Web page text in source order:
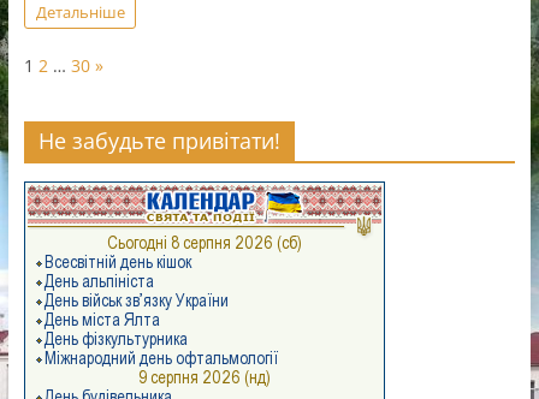
«Новорічна
композиція».
Детальніше
Page:
1 2 … 30 Next
»
Не забудьте привітати!